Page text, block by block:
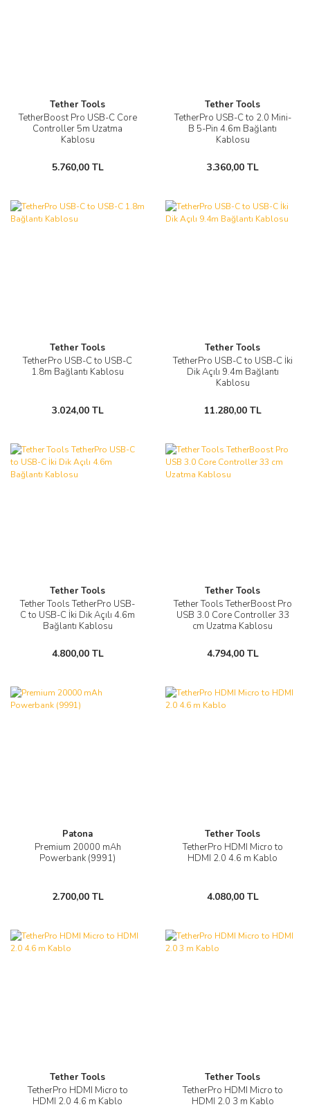
Tether Tools
TetherBoost Pro USB-C Core
Controller 5m Uzatma
Kablosu
5.760,00 TL
Tether Tools
TetherPro USB-C to 2.0 Mini-
B 5-Pin 4.6m Bağlantı
Kablosu
3.360,00 TL
Tether Tools
TetherPro USB-C to USB-C
1.8m Bağlantı Kablosu
3.024,00 TL
Tether Tools
TetherPro USB-C to USB-C İki
Dik Açılı 9.4m Bağlantı
Kablosu
11.280,00 TL
Tether Tools
Tether Tools TetherPro USB-
C to USB-C İki Dik Açılı 4.6m
Bağlantı Kablosu
4.800,00 TL
Tether Tools
Tether Tools TetherBoost Pro
USB 3.0 Core Controller 33
cm Uzatma Kablosu
4.794,00 TL
Patona
Premium 20000 mAh
Powerbank (9991)
2.700,00 TL
Tether Tools
TetherPro HDMI Micro to
HDMI 2.0 4.6 m Kablo
4.080,00 TL
Tether Tools
TetherPro HDMI Micro to
HDMI 2.0 4.6 m Kablo
Tether Tools
TetherPro HDMI Micro to
HDMI 2.0 3 m Kablo